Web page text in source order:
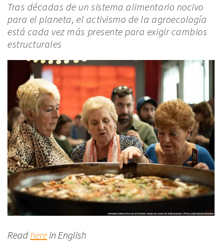
Tras décadas de un sistema alimentario nocivo
para el planeta, el activismo de la agroecología
está cada vez más presente para exigir cambios
estructurales
Read here in English